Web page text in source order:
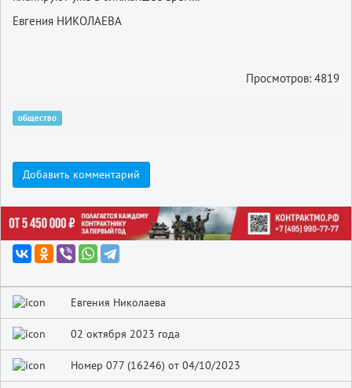
Евгения НИКОЛАЕВА
Просмотров: 4819
общество
Добавить комментарий
Евгения Николаева
02 октября 2023 года
Номер 077 (16246) от 04/10/2023